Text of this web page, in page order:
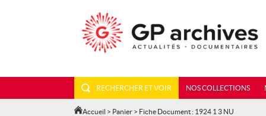
RECHERCHER ET VOIR NOS COLLECTIONS
Accueil > Panier > Fiche Document : 1924 1 3 NU